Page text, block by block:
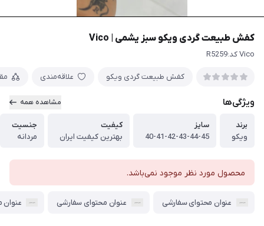
کفش طبیعت گردی ویکو سبز یشمی | Vico
Vico کد:R5259
کفش طبیعت گردی ویکو علاقه‌مندی
ویژگی‌ها مشاهده همه
برند
ویکو
سایز
40-41-42-43-44-45
کیفیت
بهترین کیفیت ایران
جنسیت
مردانه
محصول مورد نظر موجود نمی‌باشد.
عنوان محتوای سفارشی عنوان محتوای سفارشی عنوان